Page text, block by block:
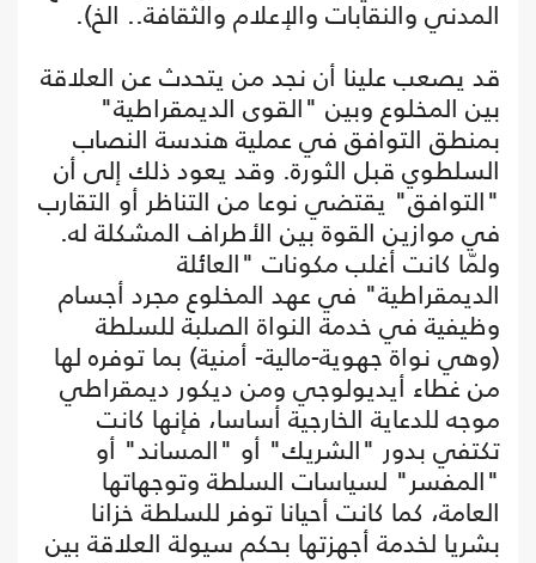
المدني والنقابات والإعلام والثقافة.. الخ).
قد يصعب علينا أن نجد من يتحدث عن العلاقة
بين المخلوع وبين "القوى الديمقراطية"
بمنطق التوافق في عملية هندسة النصاب
السلطوي قبل الثورة. وقد يعود ذلك إلى أن
"التوافق" يقتضي نوعا من التناظر أو التقارب
في موازين القوة بين الأطراف المشكلة له.
ولمّا كانت أغلب مكونات "العائلة
الديمقراطية" في عهد المخلوع مجرد أجسام
وظيفية في خدمة النواة الصلبة للسلطة
(وهي نواة جهوية-مالية- أمنية) بما توفره لها
من غطاء أيديولوجي ومن ديكور ديمقراطي
موجه للدعاية الخارجية أساسا، فإنها كانت
تكتفي بدور "الشريك" أو "المساند" أو
"المفسر" لسياسات السلطة وتوجهاتها
العامة، كما كانت أحيانا توفر للسلطة خزانا
بشريا لخدمة أجهزتها بحكم سيولة العلاقة بين